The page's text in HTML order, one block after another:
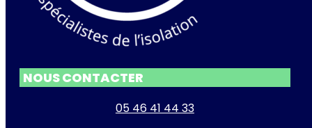
NOUS CONTACTER
05 46 41 44 33